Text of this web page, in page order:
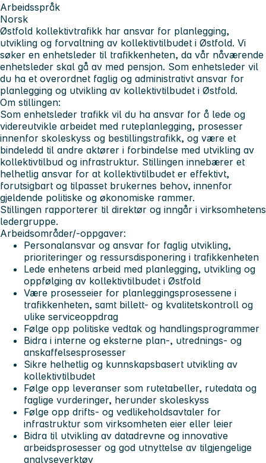
Arbeidsspråk
Norsk
Østfold kollektivtrafikk har ansvar for planlegging,
utvikling og forvaltning av kollektivtilbudet i Østfold. Vi
søker en enhetsleder til trafikkenheten, da vår nåværende
enhetsleder skal gå av med pensjon. Som enhetsleder vil
du ha et overordnet faglig og administrativt ansvar for
planlegging og utvikling av kollektivtilbudet i Østfold.
Om stillingen:
Som enhetsleder trafikk vil du ha ansvar for å lede og
videreutvikle arbeidet med ruteplanlegging, prosesser
innenfor skoleskyss og bestillingstrafikk, og være et
bindeledd til andre aktører i forbindelse med utvikling av
kollektivtilbud og infrastruktur. Stillingen innebærer et
helhetlig ansvar for at kollektivtilbudet er effektivt,
forutsigbart og tilpasset brukernes behov, innenfor
gjeldende politiske og økonomiske rammer.
Stillingen rapporterer til direktør og inngår i virksomhetens
ledergruppe.
Arbeidsområder/-oppgaver:
Personalansvar og ansvar for faglig utvikling,
prioriteringer og ressursdisponering i trafikkenheten
Lede enhetens arbeid med planlegging, utvikling og
oppfølging av kollektivtilbudet i Østfold
Være prosesseier for planleggingsprosessene i
trafikkenheten, samt billett- og kvalitetskontroll og
ulike serviceoppdrag
Følge opp politiske vedtak og handlingsprogrammer
Bidra i interne og eksterne plan-, utrednings- og
anskaffelsesprosesser
Sikre helhetlig og kunnskapsbasert utvikling av
kollektivtilbudet
Følge opp leveranser som rutetabeller, rutedata og
faglige vurderinger, herunder skoleskyss
Følge opp drifts- og vedlikeholdsavtaler for
infrastruktur som virksomheten eier eller leier
Bidra til utvikling av datadrevne og innovative
arbeidsprosesser og god utnyttelse av tilgjengelige
analyseverktøy